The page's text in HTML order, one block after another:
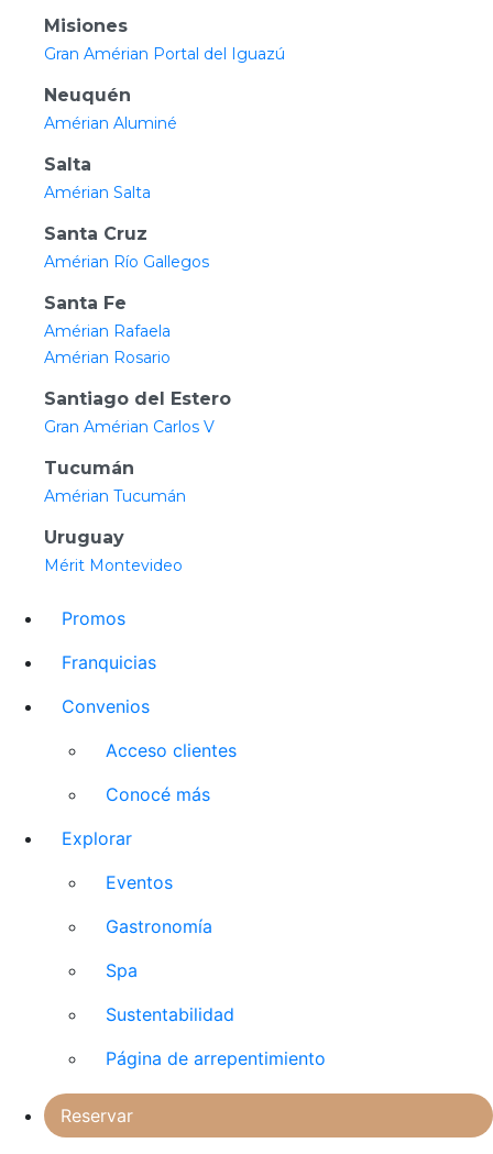
Misiones
Gran Amérian Portal del Iguazú
Neuquén
Amérian Aluminé
Salta
Amérian Salta
Santa Cruz
Amérian Río Gallegos
Santa Fe
Amérian Rafaela
Amérian Rosario
Santiago del Estero
Gran Amérian Carlos V
Tucumán
Amérian Tucumán
Uruguay
Mérit Montevideo
Promos
Franquicias
Convenios
Acceso clientes
Conocé más
Explorar
Eventos
Gastronomía
Spa
Sustentabilidad
Página de arrepentimiento
Reservar